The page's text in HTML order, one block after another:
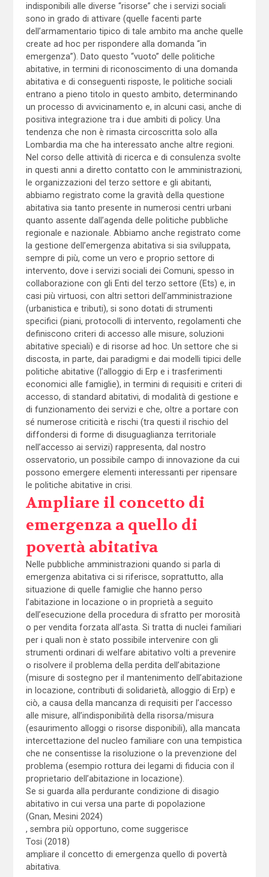
indisponibili alle diverse “risorse” che i servizi sociali
sono in grado di attivare (quelle facenti parte
dell’armamentario tipico di tale ambito ma anche quelle
create ad hoc per rispondere alla domanda “in
emergenza”). Dato questo “vuoto” delle politiche
abitative, in termini di riconoscimento di una domanda
abitativa e di conseguenti risposte, le politiche sociali
entrano a pieno titolo in questo ambito, determinando
un processo di avvicinamento e, in alcuni casi, anche di
positiva integrazione tra i due ambiti di policy. Una
tendenza che non è rimasta circoscritta solo alla
Lombardia ma che ha interessato anche altre regioni.
Nel corso delle attività di ricerca e di consulenza svolte
in questi anni a diretto contatto con le amministrazioni,
le organizzazioni del terzo settore e gli abitanti,
abbiamo registrato come la gravità della questione
abitativa sia tanto presente in numerosi centri urbani
quanto assente dall’agenda delle politiche pubbliche
regionale e nazionale. Abbiamo anche registrato come
la gestione dell’emergenza abitativa si sia sviluppata,
sempre di più, come un vero e proprio settore di
intervento, dove i servizi sociali dei Comuni, spesso in
collaborazione con gli Enti del terzo settore (Ets) e, in
casi più virtuosi, con altri settori dell’amministrazione
(urbanistica e tributi), si sono dotati di strumenti
specifici (piani, protocolli di intervento, regolamenti che
definiscono criteri di accesso alle misure, soluzioni
abitative speciali) e di risorse ad hoc. Un settore che si
discosta, in parte, dai paradigmi e dai modelli tipici delle
politiche abitative (l’alloggio di Erp e i trasferimenti
economici alle famiglie), in termini di requisiti e criteri di
accesso, di standard abitativi, di modalità di gestione e
di funzionamento dei servizi e che, oltre a portare con
sé numerose criticità e rischi (tra questi il rischio del
diffondersi di forme di disuguaglianza territoriale
nell’accesso ai servizi) rappresenta, dal nostro
osservatorio, un possibile campo di innovazione da cui
possono emergere elementi interessanti per ripensare
le politiche abitative in crisi.
Ampliare il concetto di
emergenza a quello di
povertà abitativa
Nelle pubbliche amministrazioni quando si parla di
emergenza abitativa ci si riferisce, soprattutto, alla
situazione di quelle famiglie che hanno perso
l’abitazione in locazione o in proprietà a seguito
dell’esecuzione della procedura di sfratto per morosità
o per vendita forzata all’asta. Si tratta di nuclei familiari
per i quali non è stato possibile intervenire con gli
strumenti ordinari di welfare abitativo volti a prevenire
o risolvere il problema della perdita dell’abitazione
(misure di sostegno per il mantenimento dell’abitazione
in locazione, contributi di solidarietà, alloggio di Erp) e
ciò, a causa della mancanza di requisiti per l’accesso
alle misure, all’indisponibilità della risorsa/misura
(esaurimento alloggi o risorse disponibili), alla mancata
intercettazione del nucleo familiare con una tempistica
che ne consentisse la risoluzione o la prevenzione del
problema (esempio rottura dei legami di fiducia con il
proprietario dell’abitazione in locazione).
Se si guarda alla perdurante condizione di disagio
abitativo in cui versa una parte di popolazione
(Gnan, Mesini 2024)
, sembra più opportuno, come suggerisce
Tosi (2018)
ampliare il concetto di emergenza quello di povertà
abitativa.